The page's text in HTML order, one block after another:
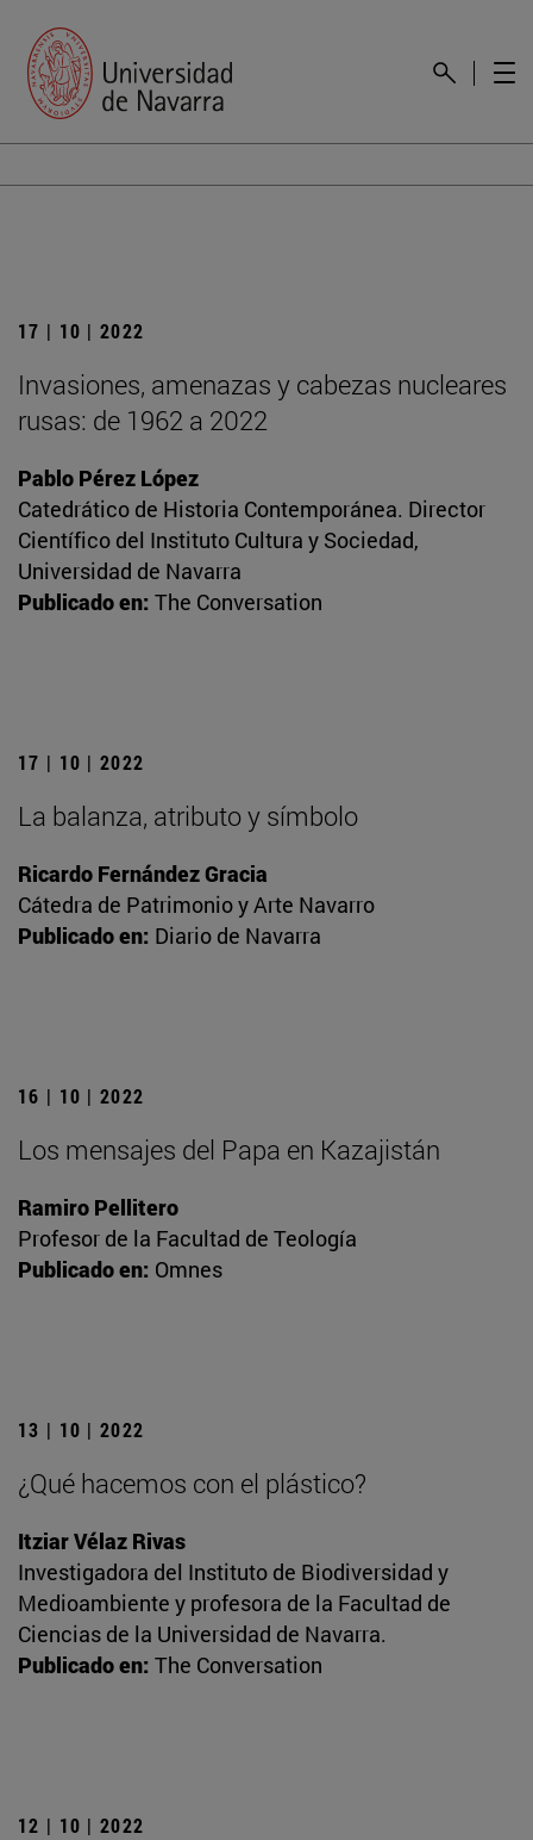
17 | 10 | 2022
Invasiones, amenazas y cabezas nucleares
rusas: de 1962 a 2022
Pablo Pérez López
Catedrático de Historia Contemporánea. Director
Científico del Instituto Cultura y Sociedad,
Universidad de Navarra
Publicado en: The Conversation
17 | 10 | 2022
La balanza, atributo y símbolo
Ricardo Fernández Gracia
Cátedra de Patrimonio y Arte Navarro
Publicado en: Diario de Navarra
16 | 10 | 2022
Los mensajes del Papa en Kazajistán
Ramiro Pellitero
Profesor de la Facultad de Teología
Publicado en: Omnes
13 | 10 | 2022
¿Qué hacemos con el plástico?
Itziar Vélaz Rivas
Investigadora del Instituto de Biodiversidad y
Medioambiente y profesora de la Facultad de
Ciencias de la Universidad de Navarra.
Publicado en: The Conversation
12 | 10 | 2022